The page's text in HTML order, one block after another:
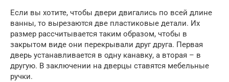
Если вы хотите, чтобы двери двигались по всей длине
ванны, то вырезаются две пластиковые детали. Их
размер рассчитывается таким образом, чтобы в
закрытом виде они перекрывали друг друга. Первая
дверь устанавливается в одну канавку, а вторая – в
другую. В заключении на дверцы ставятся мебельные
ручки.